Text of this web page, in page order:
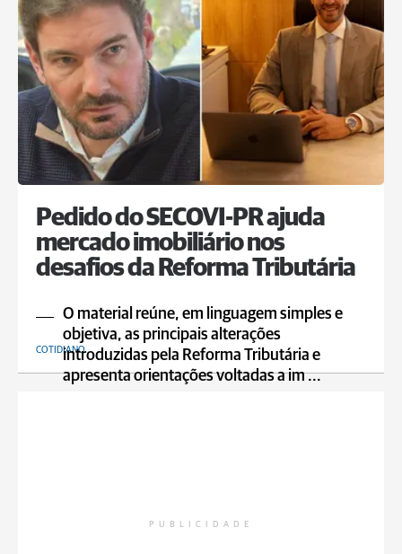
Pedido do SECOVI-PR ajuda
mercado imobiliário nos
desafios da Reforma Tributária
O material reúne, em linguagem simples e
objetiva, as principais alterações
introduzidas pela Reforma Tributária e
apresenta orientações voltadas a im ...
COTIDIANO
PUBLICIDADE